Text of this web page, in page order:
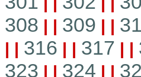
308 | | 309 | |
| | 316 | | 317 | |
323 | | 324 | |